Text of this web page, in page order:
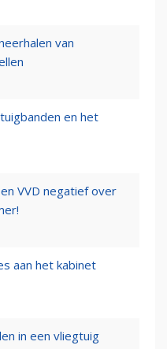
van
en het
VVD negatief over
aan het kabinet
in een vliegtuig